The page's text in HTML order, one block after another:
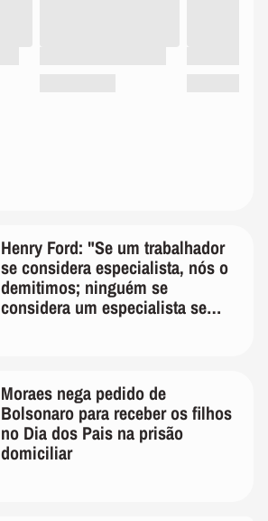
Henry Ford: "Se um trabalhador
se considera especialista, nós o
demitimos; ninguém se
considera um especialista se
Moraes nega pedido de
Bolsonaro para receber os filhos
no Dia dos Pais na prisão
domiciliar